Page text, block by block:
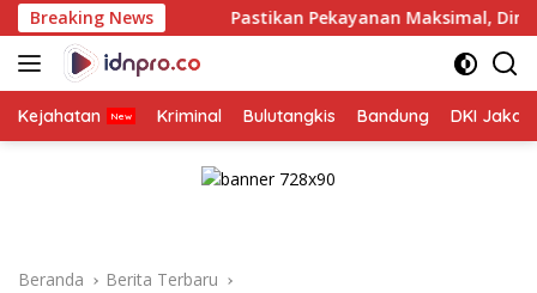
Langsung
ke
konten
Breaking News
Pastikan Pekayanan Maksimal, Direksi Jasa Raharja
Kejahatan Kriminal Bulutangkis Bandung DKI
Beranda Berita Terbaru